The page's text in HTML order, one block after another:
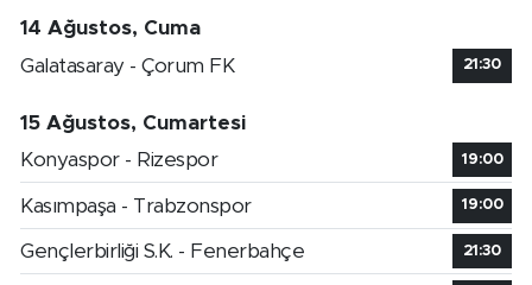
14 Ağustos, Cuma
Galatasaray - Çorum FK
21:30
15 Ağustos, Cumartesi
Konyaspor - Rizespor
19:00
Kasımpaşa - Trabzonspor 19:00
Gençlerbirliği S.K. - Fenerbahçe 21:30